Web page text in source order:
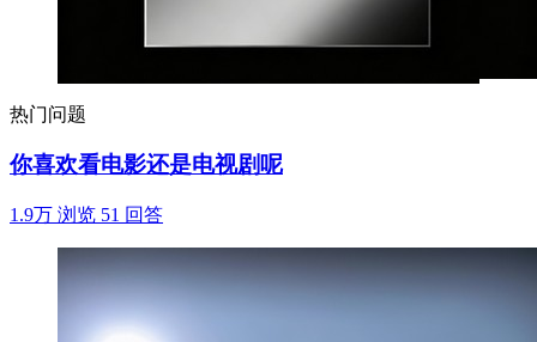
热门问题
你喜欢看电影还是电视剧呢
1.9万 浏览 51 回答